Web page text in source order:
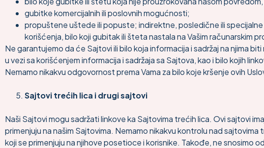
gubitke komercijalnih ili poslovnih mogućnosti;
propuštene uštede ili popuste; indirektne, posledične ili
korišćenja, bilo koji gubitak ili šteta nastala na Vašim računarskim
Ne garantujemo da će Sajtovi ili bilo koja informacija i sadržaj na njima
u vezi sa korišćenjem informacija i sadržaja sa Sajtova, kao i bilo kojih
Nemamo nikakvu odgovornost prema Vama za bilo koje kršenje ovih
Sajtovi trećih lica i drugi sajtovi
Naši Sajtovi mogu sadržati linkove ka Sajtovima trećih lica. Ovi sajtovi
primenjuju na našim Sajtovima. Nemamo nikakvu kontrolu nad
koji se primenjuju na njihove posetioce i korisnike. Takođe, ne snosimo